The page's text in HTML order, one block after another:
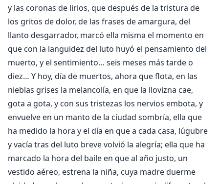
y las coronas de lirios, que después de la tristura de
los gritos de dolor, de las frases de amargura, del
llanto desgarrador, marcó ella misma el momento en
que con la languidez del luto huyó el pensamiento del
muerto, y el sentimiento… seis meses más tarde o
diez… Y hoy, día de muertos, ahora que flota, en las
nieblas grises la melancolía, en que la llovizna cae,
gota a gota, y con sus tristezas los nervios embota, y
envuelve en un manto de la ciudad sombría, ella que
ha medido la hora y el día en que a cada casa, lúgubre
y vacía tras del luto breve volvió la alegría; ella que ha
marcado la hora del baile en que al año justo, un
vestido aéreo, estrena la niña, cuya madre duerme